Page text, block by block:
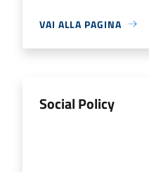
VAI ALLA PAGINA
Social Policy